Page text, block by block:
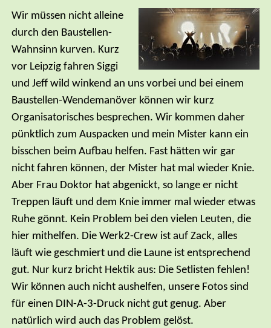
Wir müssen nicht alleine
durch den Baustellen-
Wahnsinn kurven. Kurz
vor Leipzig fahren Siggi
und Jeff wild winkend an uns vorbei und bei einem
Baustellen-Wendemanöver können wir kurz
Organisatorisches besprechen. Wir kommen daher
pünktlich zum Auspacken und mein Mister kann ein
bisschen beim Aufbau helfen. Fast hätten wir gar
nicht fahren können, der Mister hat mal wieder Knie.
Aber Frau Doktor hat abgenickt, so lange er nicht
Treppen läuft und dem Knie immer mal wieder etwas
Ruhe gönnt. Kein Problem bei den vielen Leuten, die
hier mithelfen. Die Werk2-Crew ist auf Zack, alles
läuft wie geschmiert und die Laune ist entsprechend
gut. Nur kurz bricht Hektik aus: Die Setlisten fehlen!
Wir können auch nicht aushelfen, unsere Fotos sind
für einen DIN-A-3-Druck nicht gut genug. Aber
natürlich wird auch das Problem gelöst.